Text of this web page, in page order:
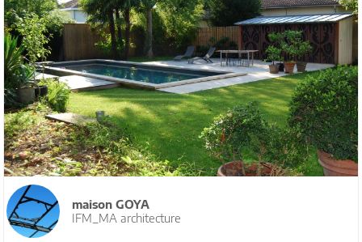
maison GOYA
IFM_MA architecture